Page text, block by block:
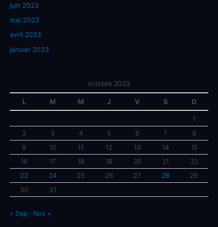
juin 2023
mai 2023
avril 2023
janvier 2023
octobre 2023
L M M J V S D
1
2
3 4 5 6 7
8
9
10 11 12 13 14
15
16
17 18 19 20 21
22
23
24 25 26 27 28
29
30
31
« Sep Nov »